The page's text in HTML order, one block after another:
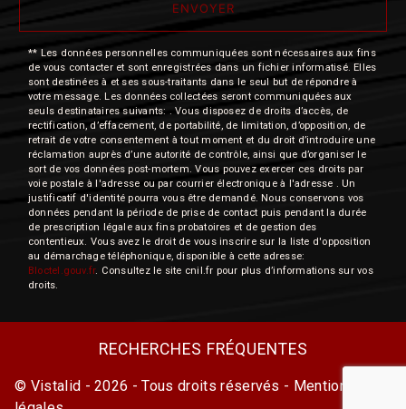
ENVOYER
** Les données personnelles communiquées sont nécessaires aux fins
de vous contacter et sont enregistrées dans un fichier informatisé. Elles
sont destinées à et ses sous-traitants dans le seul but de répondre à
votre message. Les données collectées seront communiquées aux
seuls destinataires suivants: . Vous disposez de droits d’accès, de
rectification, d’effacement, de portabilité, de limitation, d’opposition, de
retrait de votre consentement à tout moment et du droit d’introduire une
réclamation auprès d’une autorité de contrôle, ainsi que d’organiser le
sort de vos données post-mortem. Vous pouvez exercer ces droits par
voie postale à l'adresse ou par courrier électronique à l'adresse . Un
justificatif d'identité pourra vous être demandé. Nous conservons vos
données pendant la période de prise de contact puis pendant la durée
de prescription légale aux fins probatoires et de gestion des
contentieux. Vous avez le droit de vous inscrire sur la liste d'opposition
au démarchage téléphonique, disponible à cette adresse:
Bloctel.gouv.fr. Consultez le site cnil.fr pour plus d’informations sur vos
droits.
RECHERCHES FRÉQUENTES
© Vistalid - 2026 - Tous droits réservés - Mentions